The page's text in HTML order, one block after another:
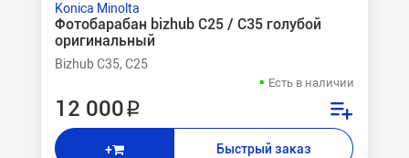
Konica Minolta
Фотобарабан bizhub C25 / C35 голубой
оригинальный
Bizhub C35, C25
Есть в наличии
12 000 ₽
+ Быстрый заказ